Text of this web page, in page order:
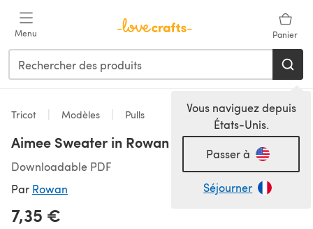
Menu Panier
Vous naviguez depuis
États-Unis.
Passer à
Séjourner
Tricot Modèles Pulls
Aimee Sweater in Rowan Kidsilk Haze
Downloadable PDF
Par Rowan
7,35 €